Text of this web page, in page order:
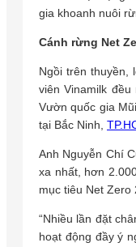
gia khoanh nuôi
Cánh rừng Net
Ngồi trên thuyền,
viên Vinamilk
Vườn quốc gia
tại Bắc Ninh,
Anh Nguyễn Chí
xa nhất, hơn
mục tiêu Net Zero
“Nhiều lần đặt
hoạt động đầy ý